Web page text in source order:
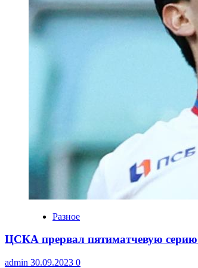
Разное
ЦСКА прервал пятиматчевую
admin 30.09.2023 0